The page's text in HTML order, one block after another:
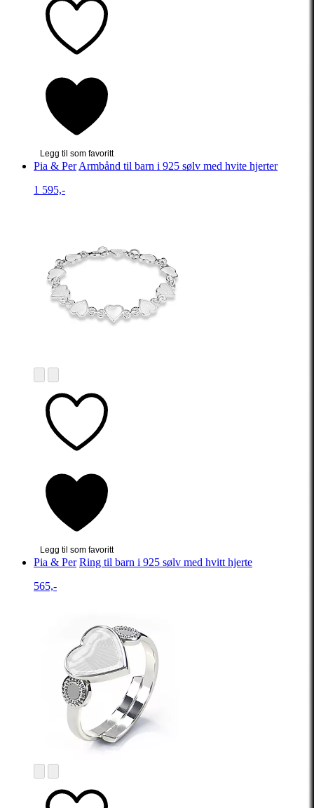
Legg til som favoritt
Pia & Per Armbånd til barn i 925 sølv med hvite hjerter
1 595,-
Legg til som favoritt
Pia & Per Ring til barn i 925 sølv med hvitt hjerte
565,-